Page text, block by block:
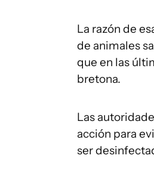
La razón de
de animales
que en las
bretona.
Las
acción para
ser